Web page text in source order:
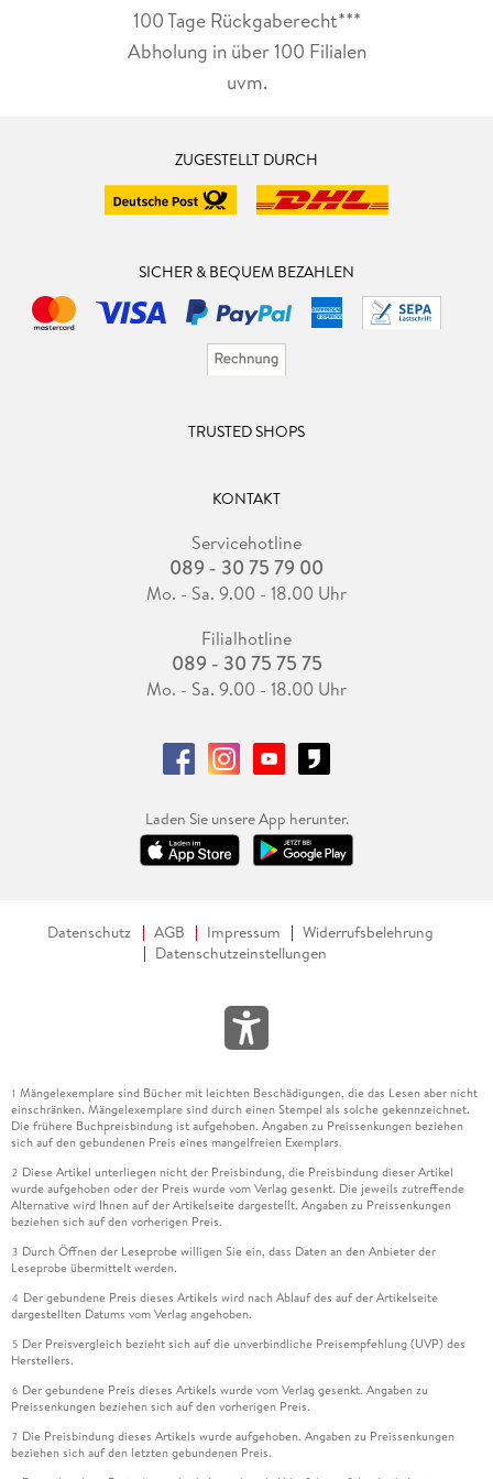
Der Reiseführer vermittelt einem nicht nur ein sicheres
Gefühl sich durch die Stadt zu bewegen, sondern auch
all den Tipps darf natürlich auch nicht das geschichtliche
verständlich mit eingepflegt.
Fazit: Wie immer äußerst verständlich und absolut hilfreich
Begleiter wird! 5 Sterne hierfür!
100 Tage Rückgaberecht***
Abholung in über 100 Filialen
uvm.
ZUGESTELLT DURCH
SICHER & BEQUEM BEZAHLEN
TRUSTED SHOPS
KONTAKT
Servicehotline
089 - 30 75 79 00
Mo. - Sa. 9.00 - 18.00 Uhr
Filialhotline
089 - 30 75 75 75
Mo. - Sa. 9.00 - 18.00 Uhr
Laden Sie unsere App herunter.
Datenschutz AGB Impressum
Widerrufsbelehrung
Datenschutzeinstellungen
1 Mängelexemplare sind Bücher mit leichten Beschädigungen, die das Lesen aber nicht
einschränken. Mängelexemplare sind durch einen Stempel als solche gekennzeichnet.
Die frühere Buchpreisbindung ist aufgehoben. Angaben zu Preissenkungen beziehen
sich auf den gebundenen Preis eines mangelfreien Exemplars.
2 Diese Artikel unterliegen nicht der Preisbindung, die Preisbindung dieser Artikel
wurde aufgehoben oder der Preis wurde vom Verlag gesenkt. Die jeweils zutreffende
Alternative wird Ihnen auf der Artikelseite dargestellt. Angaben zu Preissenkungen
beziehen sich auf den vorherigen Preis.
3 Durch Öffnen der Leseprobe willigen Sie ein, dass Daten an den Anbieter der
Leseprobe übermittelt werden.
4 Der gebundene Preis dieses Artikels wird nach Ablauf des auf der Artikelseite
dargestellten Datums vom Verlag angehoben.
5 Der Preisvergleich bezieht sich auf die unverbindliche Preisempfehlung (UVP) des
Herstellers.
6 Der gebundene Preis dieses Artikels wurde vom Verlag gesenkt. Angaben zu
Preissenkungen beziehen sich auf den vorherigen Preis.
7 Die Preisbindung dieses Artikels wurde aufgehoben. Angaben zu Preissenkungen
beziehen sich auf den letzten gebundenen Preis.